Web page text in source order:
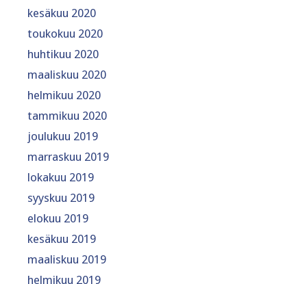
kesäkuu 2020
toukokuu 2020
huhtikuu 2020
maaliskuu 2020
helmikuu 2020
tammikuu 2020
joulukuu 2019
marraskuu 2019
lokakuu 2019
syyskuu 2019
elokuu 2019
kesäkuu 2019
maaliskuu 2019
helmikuu 2019